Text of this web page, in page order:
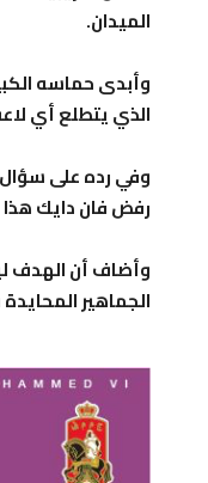
الميدان.
وأبدى حماسه
الذي يتطلع أي
وفي رده على سؤال
رفض فان دايك هذا
وأضاف أن الهدف
الجماهير